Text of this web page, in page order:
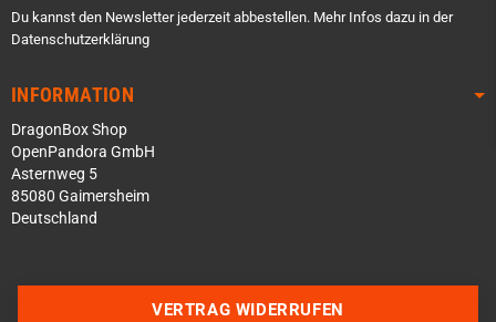
Du kannst den Newsletter jederzeit abbestellen. Mehr Infos dazu in der
Datenschutzerklärung
INFORMATION
DragonBox Shop
OpenPandora GmbH
Asternweg 5
85080 Gaimersheim
Deutschland
VERTRAG WIDERRUFEN